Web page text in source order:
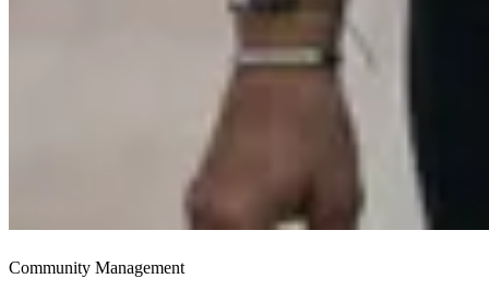
Community Management